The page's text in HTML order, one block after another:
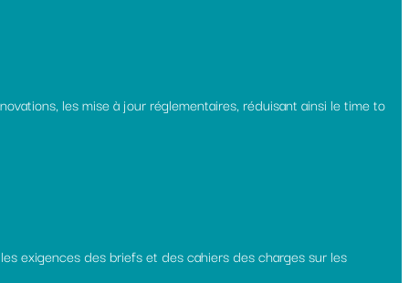
les mise à jour réglementaires, réduisant ainsi le time to
exigences des briefs et des cahiers des charges sur les